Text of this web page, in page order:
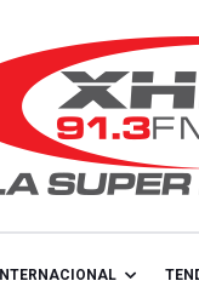
INTERNACIONAL